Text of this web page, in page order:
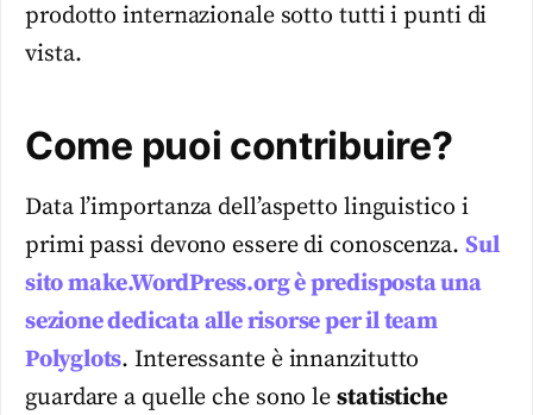
prodotto internazionale sotto tutti i punti di
vista.
Come puoi contribuire?
Data l’importanza dell’aspetto linguistico i
primi passi devono essere di conoscenza. Sul
sito make.WordPress.org è predisposta una
sezione dedicata alle risorse per il team
Polyglots. Interessante è innanzitutto
guardare a quelle che sono le statistiche